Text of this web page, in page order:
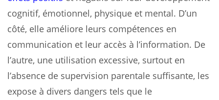
cognitif, émotionnel, physique et mental. D’un
côté, elle améliore leurs compétences en
communication et leur accès à l’information. De
l’autre, une utilisation excessive, surtout en
l’absence de supervision parentale suffisante, les
expose à divers dangers tels que le